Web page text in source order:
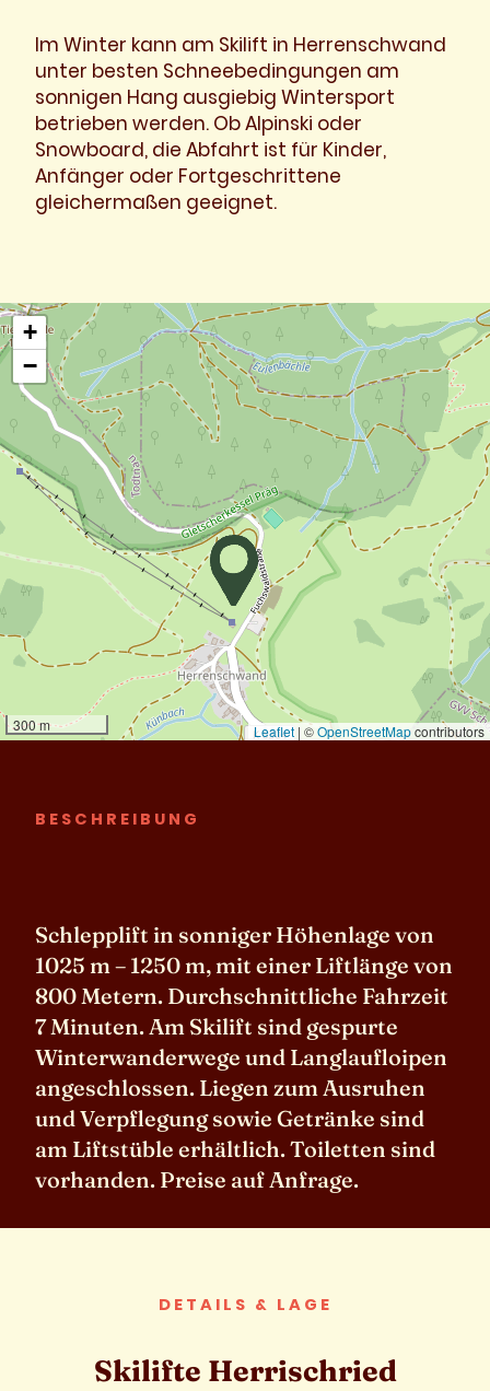
Im Winter kann am Skilift in Herrenschwand
unter besten Schneebedingungen am
sonnigen Hang ausgiebig Wintersport
betrieben werden. Ob Alpinski oder
Snowboard, die Abfahrt ist für Kinder,
Anfänger oder Fortgeschrittene
gleichermaßen geeignet.
BESCHREIBUNG
Schlepplift in sonniger Höhenlage von
1025 m – 1250 m, mit einer Liftlänge von
800 Metern. Durchschnittliche Fahrzeit
7 Minuten. Am Skilift sind gespurte
Winterwanderwege und Langlaufloipen
angeschlossen. Liegen zum Ausruhen
und Verpflegung sowie Getränke sind
am Liftstüble erhältlich. Toiletten sind
vorhanden. Preise auf Anfrage.
DETAILS & LAGE
Skilifte Herrischried